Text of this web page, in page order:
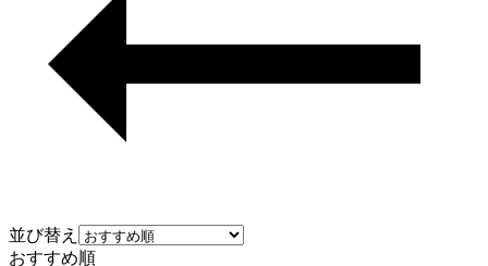
並び替え
おすすめ順